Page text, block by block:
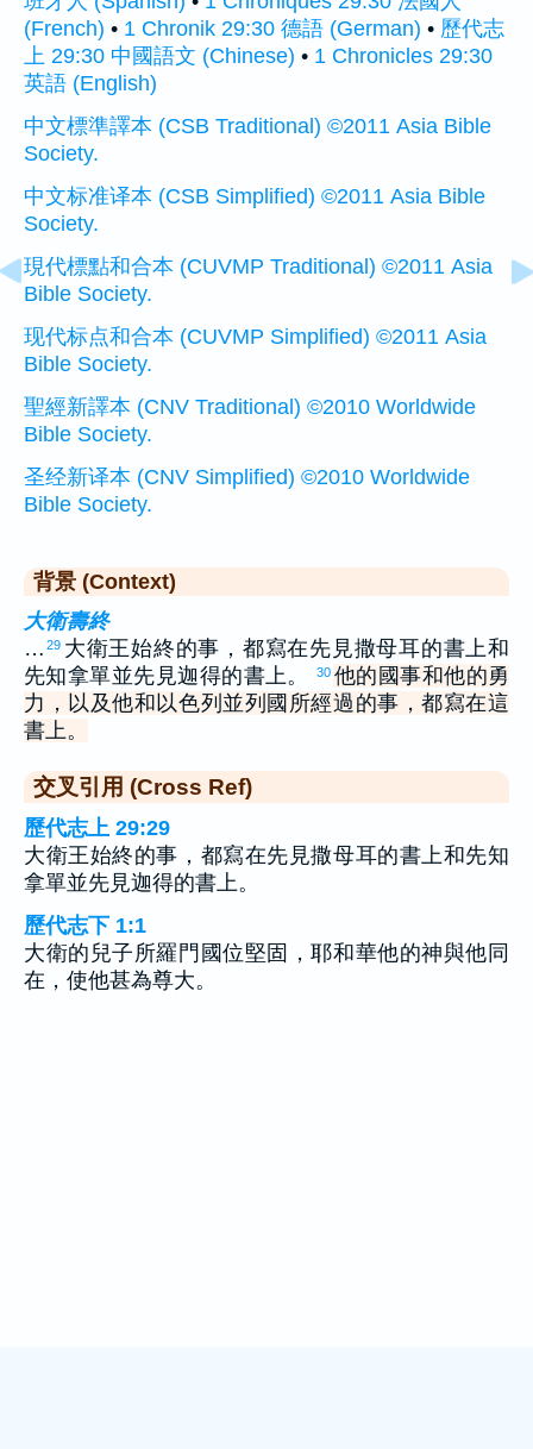
(French) • 1 Chronik 29:30 德語 (German) • 歷代志
上 29:30 中國語文 (Chinese) • 1 Chronicles 29:30
英語 (English)
中文標準譯本 (CSB Traditional) ©2011 Asia Bible
Society.
中文标准译本 (CSB Simplified) ©2011 Asia Bible
Society.
現代標點和合本 (CUVMP Traditional) ©2011 Asia
Bible Society.
现代标点和合本 (CUVMP Simplified) ©2011 Asia
Bible Society.
聖經新譯本 (CNV Traditional) ©2010 Worldwide
Bible Society.
圣经新译本 (CNV Simplified) ©2010 Worldwide
Bible Society.
背景 (Context)
大衛壽終
… 29 大衛王始終的事，都寫在先見撒母耳的書上和
先知拿單並先見迦得的書上。
30 他的國事和他的勇
力，以及他和以色列並列國所經過的事，都寫在這
書上。
交叉引用 (Cross Ref)
歷代志上 29:29
大衛王始終的事，都寫在先見撒母耳的書上和先知
拿單並先見迦得的書上。
歷代志下 1:1
大衛的兒子所羅門國位堅固，耶和華他的神與他同
在，使他甚為尊大。